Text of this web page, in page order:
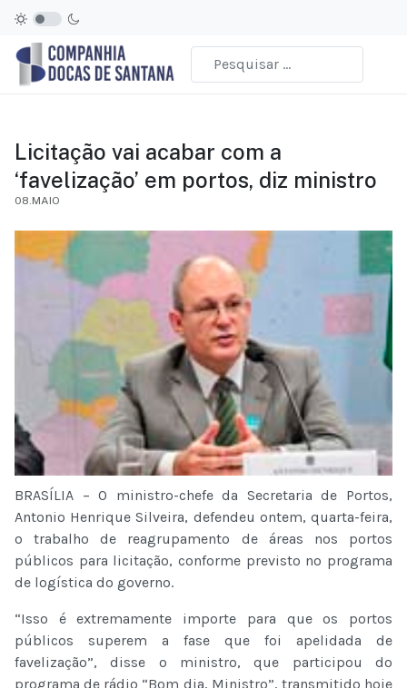
Licitação vai acabar com a
‘favelização’ em portos, diz ministro
08.MAIO
BRASÍLIA – O ministro-chefe da Secretaria de Portos,
Antonio Henrique Silveira, defendeu ontem, quarta-feira,
o trabalho de reagrupamento de áreas nos portos
públicos para licitação, conforme previsto no programa
de logística do governo.
“Isso é extremamente importe para que os portos
públicos superem a fase que foi apelidada de
favelização”, disse o ministro, que participou do
programa de rádio “Bom dia, Ministro”, transmitido hoje